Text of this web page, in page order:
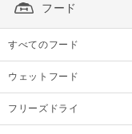
フード
すべてのフード
ウェットフード
フリーズドライ